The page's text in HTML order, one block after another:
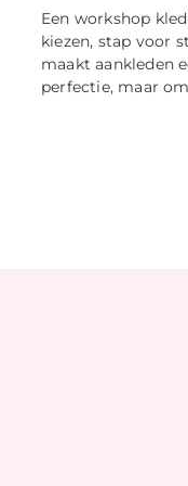
Een workshop
kiezen, stap voor
maakt aankleden
perfectie, maar